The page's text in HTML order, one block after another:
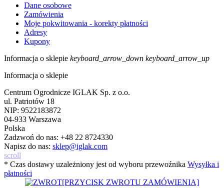
Dane osobowe
Zamówienia
Moje pokwitowania - korekty płatności
Adresy
Kupony
Informacja o sklepie keyboard_arrow_down keyboard_arrow_up
Informacja o sklepie
Centrum Ogrodnicze IGLAK Sp. z o.o.
ul. Patriotów 18
NIP: 9522183872
04-933 Warszawa
Polska
Zadzwoń do nas: +48 22 8724330
Napisz do nas: sklep@iglak.com
scroll
* Czas dostawy uzależniony jest od wyboru przewoźnika Wysyłka i
płatności
[PRZYCISK ZWROTU ZAMÓWIENIA]